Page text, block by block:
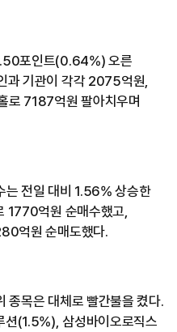
포인트(0.64%) 오른
과 기관이 각각 2075억원,
로 7187억원 팔아치우며
는 전일 대비 1.56% 상승한
억원 순매수했고,
억원 순매도했다.
종목은 대체로 빨간불을 켰다.
션(1.5%), 삼성바이오로직스